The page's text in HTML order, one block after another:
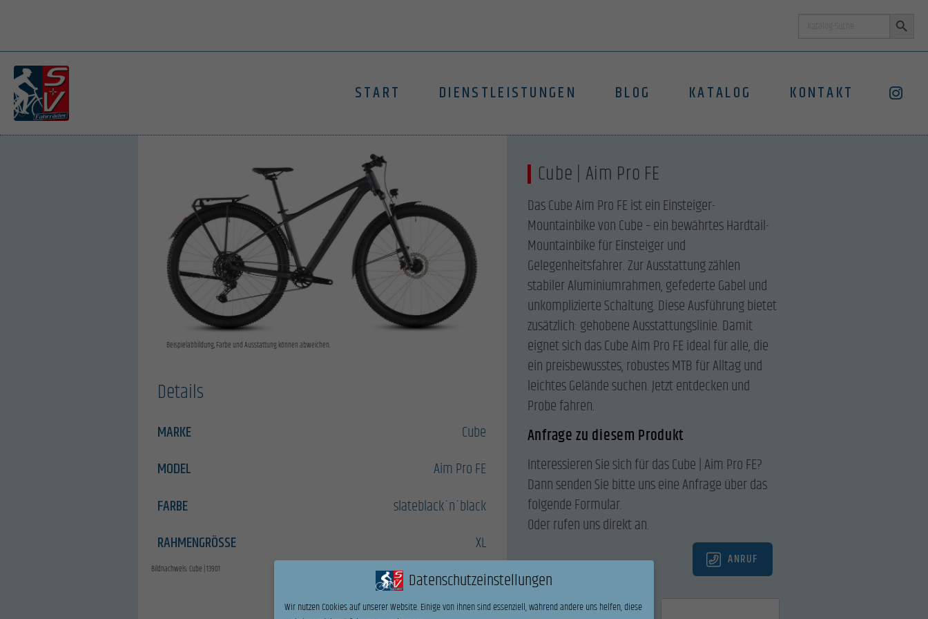
START DIENSTLEISTUNGEN BLOG KATALOG KONTAKT
Beispielabbildung, Farbe und Ausstattung können abweichen.
Details
MARKE
Cube
MODEL
Aim Pro FE
FARBE
slateblack´n´black
RAHMENGRÖSSE
XL
Bildnachweis: Cube | 13901
Cube | Aim Pro FE
Das Cube Aim Pro FE ist ein Einsteiger-
Mountainbike von Cube – ein bewährtes Hardtail-
Mountainbike für Einsteiger und
Gelegenheitsfahrer. Zur Ausstattung zählen
stabiler Aluminiumrahmen, gefederte Gabel und
unkomplizierte Schaltung. Diese Ausführung bietet
zusätzlich: gehobene Ausstattungslinie. Damit
eignet sich das Cube Aim Pro FE ideal für alle, die
ein preisbewusstes, robustes MTB für Alltag und
leichtes Gelände suchen. Jetzt entdecken und
Probe fahren.
Anfrage zu diesem Produkt
Interessieren Sie sich für das Cube | Aim Pro FE?
Dann senden Sie bitte uns eine Anfrage über das
folgende Formular.
Oder rufen uns direkt an.
ANRUF
Name*
Datenschutzeinstellungen
Wir nutzen Cookies auf unserer Website. Einige von ihnen sind essenziell, während andere uns helfen, diese